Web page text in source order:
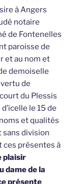
à Angers
notaire
de Fontenelles
paroisse de
et au nom et
demoiselle
de
du Plessis
le 15 de
et qualités
sans division
ces présentes à
plaisir
dame de la
présente